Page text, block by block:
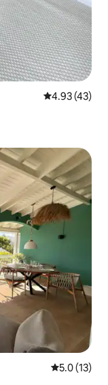
Calificación
4.93 (43)
Calificación
5.0 (13)